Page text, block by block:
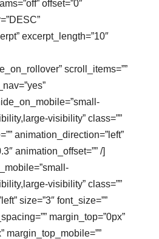
offset=”0″
excerpt_length=”10″
scroll_items=””
visibility” class=””
animation_direction=”left”
animation_offset=”” /]
visibility” class=””
size=”3″ font_size=””
margin_top=”0px”
margin_top_mobile=””